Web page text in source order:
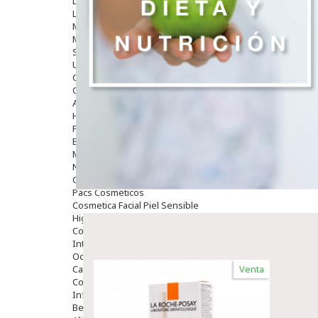
Labiales
Maquillajes Y Color
Mascarillas
Solares
Utensilios
Cosmética Capilar
Cosmética Corporal
Anticelulíticos
Hidratantes Corporales
Perfumes Y Colonias
Exfoliantes Corporales
Manos Y Uñas
Nutricosmética
Cosmetica De Pies
Pacs Cosméticos
Cosmetica Facial Piel Sensible
Higiene
Corporal
Intima
Ocular
Capilar
Complementos
Infantil
Bebé
Venta